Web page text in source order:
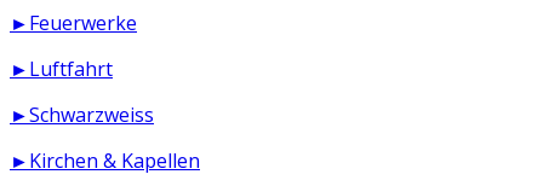
►Feuerwerke
►Luftfahrt
►Schwarzweiss
►Kirchen & Kapellen